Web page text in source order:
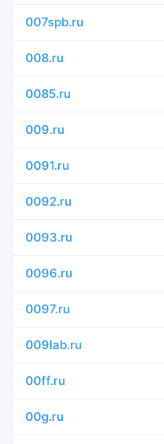
007spb.ru
008.ru
0085.ru
009.ru
0091.ru
0092.ru
0093.ru
0096.ru
0097.ru
009lab.ru
00ff.ru
00g.ru